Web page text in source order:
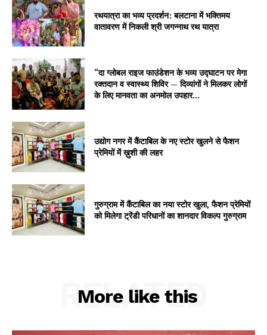
रथयात्रा का भव्य प्रदर्शन: बलटाना में भक्तिमय
वातावरण में निकली श्री जगन्नाथ रथ यात्रा
“दा ग्लोबल राइज फाउंडेशन के भव्य उद्घाटन पर मेगा
रक्तदान व स्वास्थ्य शिविर — दिव्यांगों ने मिलकर लोगों
के लिए मानवता का अनमोल उपहार...
उद्योग नगर में कैंटाबिल के नए स्टोर खुलने से फैशन
प्रेमियों में ख़ुशी की लहर
गुरुग्राम में कैंटाबिल का नया स्टोर खुला, फैशन प्रेमियों
को मिलेगा ट्रेंडी परिधानों का शानदार विकल्प गुरुग्राम
More like this
RELATED